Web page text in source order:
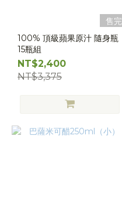
售完
100% 頂級蘋果原汁 隨身瓶
15瓶組
NT$2,400
NT$3,375